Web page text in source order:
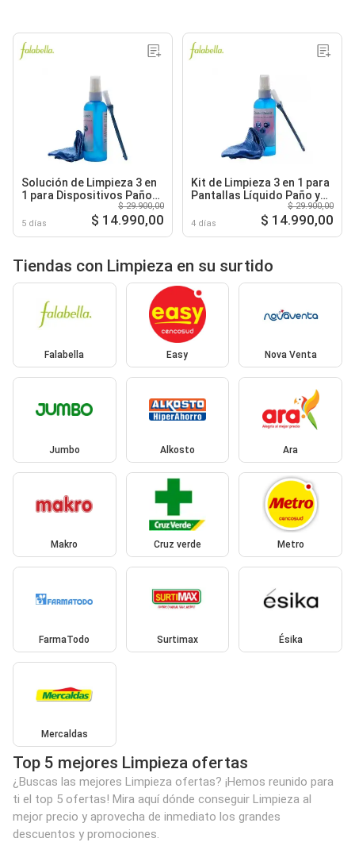
Solución de Limpieza 3 en
1 para Dispositivos Paño
Antiestático
5 días
$ 29.900,00
$ 14.990,00
Kit de Limpieza 3 en 1 para
Pantallas Líquido Paño y
Brocha Antiestática
Profesional
4 días
$ 29.900,00
$ 14.990,00
Tiendas con Limpieza en su surtido
Falabella Easy Nova Venta
Jumbo Alkosto Ara
Makro Cruz verde Metro
FarmaTodo Surtimax Ésika
Mercaldas
Top 5 mejores Limpieza ofertas
¿Buscas las mejores Limpieza ofertas? ¡Hemos reunido para
ti el top 5 ofertas! Mira aquí dónde conseguir Limpieza al
mejor precio y aprovecha de inmediato los grandes
descuentos y promociones.